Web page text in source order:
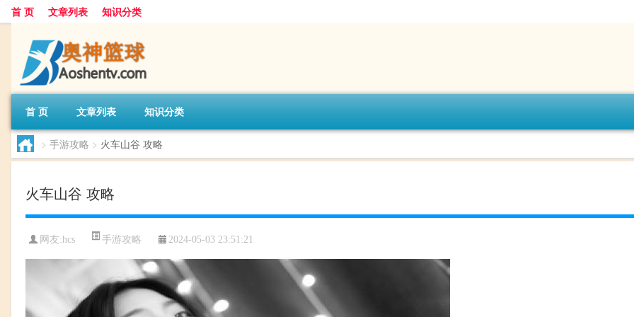
首 页 文章列表 知识分类
首 页 文章列表 知识分类
> 手游攻略 > 火车山谷 攻略
火车山谷 攻略
网友:hcs 手游攻略 2024-05-03 23:51:21